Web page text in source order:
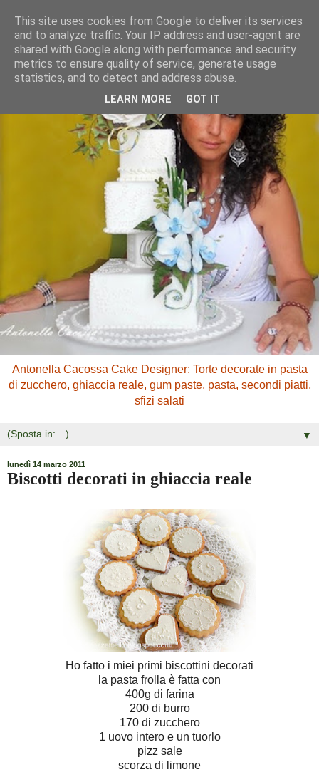
Antonella Cacossa Cake Designer: Torte decorate in pasta
di zucchero, ghiaccia reale, gum paste, pasta, secondi piatti,
sfizi salati
▼
lunedì 14 marzo 2011
Biscotti decorati in ghiaccia reale
Ho fatto i miei primi biscottini decorati
la pasta frolla è fatta con
400g di farina
200 di burro
170 di zucchero
1 uovo intero e un tuorlo
pizz sale
scorza di limone
This site uses cookies from Google to deliver its services
and to analyze traffic. Your IP address and user-agent are
shared with Google along with performance and security
metrics to ensure quality of service, generate usage
statistics, and to detect and address abuse.
LEARN MORE GOT IT